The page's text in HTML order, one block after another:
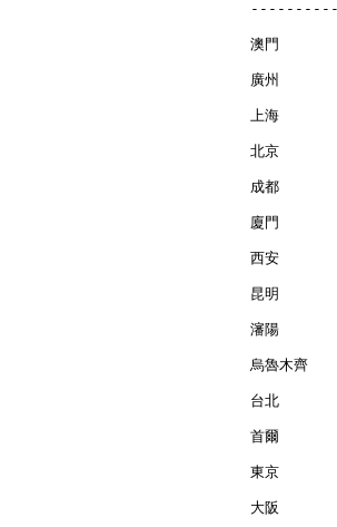
澳門
廣州
上海
北京
成都
廈門
西安
昆明
瀋陽
烏魯木
台北
首爾
東京
大阪